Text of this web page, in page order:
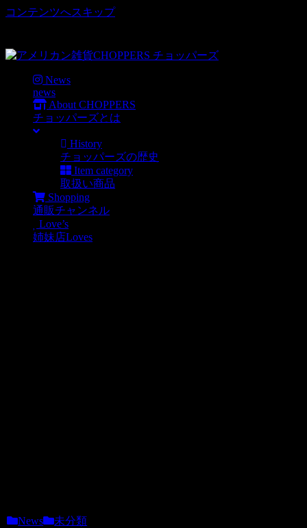
コンテンツへスキップ
News
news
About CHOPPERS
チョッパーズとは
History
チョッパーズの歴史
Item category
取扱い商品
Shopping
通販チャンネル
Love’s
姉妹店Loves
News
未分類